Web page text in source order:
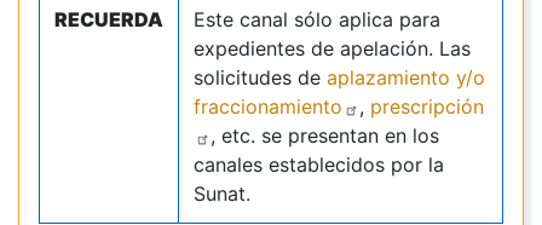
RECUERDA
Este canal sólo aplica para
expedientes de apelación. Las
solicitudes de aplazamiento y/o
fraccionamiento
, prescripción
, etc. se presentan en los
canales establecidos por la
Sunat.